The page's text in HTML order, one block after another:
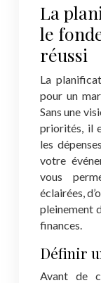
La
le
réussi
La
pour un
Sans une
priorités, il
les
votre
vous
éclairées,
pleinement
finances.
Définir
Avant de